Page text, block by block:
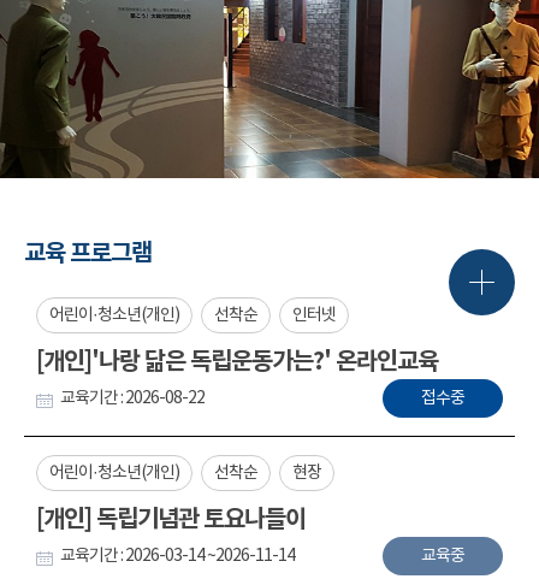
교육 프로그램
어린이·청소년(개인) 선착순 인터넷
[개인]'나랑 닮은 독립운동가는?' 온라인교육
교육기간 : 2026-08-22 접수중
어린이·청소년(개인) 선착순 현장
[개인] 독립기념관 토요나들이
교육기간 : 2026-03-14 ~2026-11-14 교육중